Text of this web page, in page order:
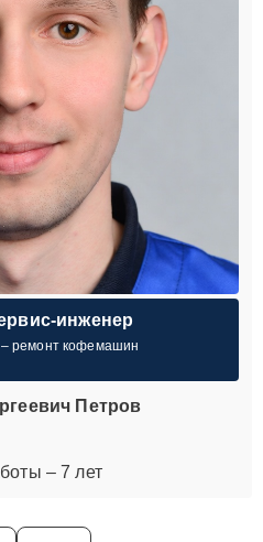
инженер
ремонт кофемашин
Петров
– 7 лет